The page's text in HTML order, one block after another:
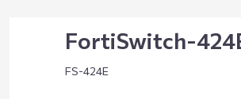
FortiSwitch-
FS-424E